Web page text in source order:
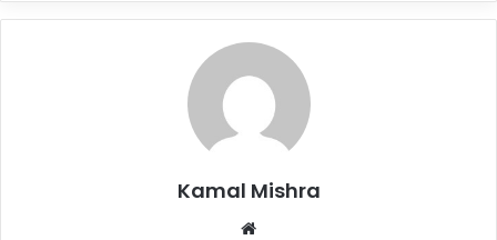
Kamal Mishra
Website